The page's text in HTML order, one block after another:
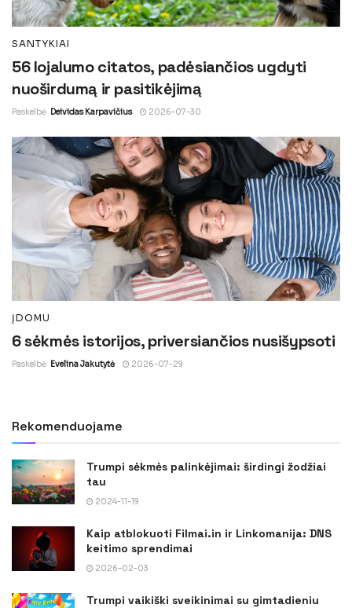
SANTYKIAI
56 lojalumo citatos, padėsiančios ugdyti
nuoširdumą ir pasitikėjimą
Paskelbė Deividas Karpavičius 2026-07-30
ĮDOMU
6 sėkmės istorijos, priversiančios nusišypsoti
Paskelbė Evelina Jakutytė 2026-07-29
Rekomenduojame
Trumpi sėkmės palinkėjimai: širdingi žodžiai
tau
2024-11-19
Kaip atblokuoti Filmai.in ir Linkomanija: DNS
keitimo sprendimai
2026-02-03
Trumpi vaikiški sveikinimai su gimtadieniu